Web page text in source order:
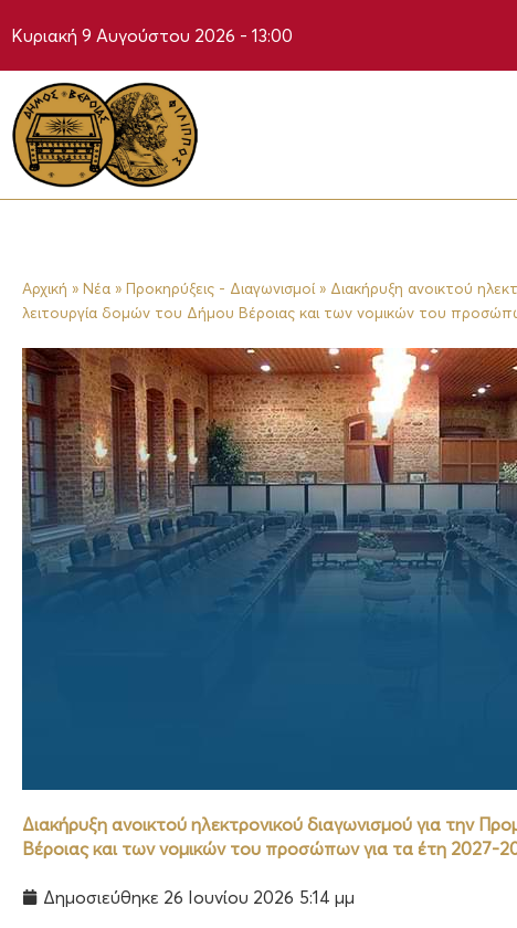
στο
περιεχόμενο
Κυριακή 9 Αυγούστου 2026 - 13:00
Αρχική » Νέα » Προκηρύξεις - Διαγωνισμοί» Διακήρυξη ανοικτού
λειτουργία δομών του Δήμου Βέροιας και των νομικών του
Διακήρυξη ανοικτού ηλεκτρονικού διαγωνισμού για την
Βέροιας και των νομικών του προσώπων για τα έτη 2027-
Δημοσιεύθηκε 26 Ιουνίου 2026 5:14 μμ